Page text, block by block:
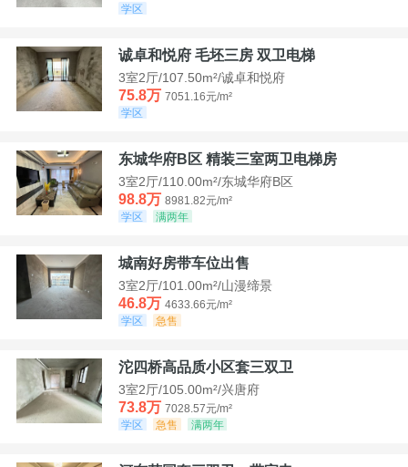
学区
诚卓和悦府 毛坯三房 双卫电梯
3室2厅/107.50m²/诚卓和悦府
75.8万 7051.16元/m²
学区
东城华府B区 精装三室两卫电梯房
3室2厅/110.00m²/东城华府B区
98.8万 8981.82元/m²
学区
满两年
城南好房带车位出售
3室2厅/101.00m²/山漫缔景
46.8万 4633.66元/m²
学区
急售
沱四桥高品质小区套三双卫
3室2厅/105.00m²/兴唐府
73.8万 7028.57元/m²
学区
急售 满两年